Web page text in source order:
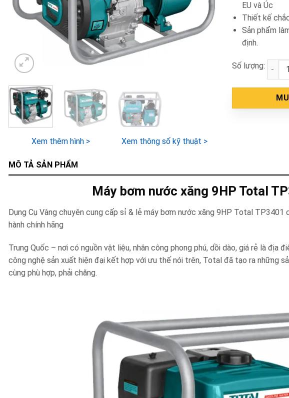
Xem thêm hình > Xem thông số kỹ thuật >
EU và Úc
Thiết kế
Sản phẩm
định.
Số lượng: Máy
MÔ TẢ SẢN PHẨM
Máy bơm nước xăng 9HP Total
Dụng Cụ Vàng chuyên cung cấp sỉ & lẻ máy bơm nước xăng 9HP Total TP3401
hành chính hãng
Trung Quốc – nơi có nguồn vật liệu, nhân công phong phú, dồi dào, giá rẻ là địa
công nghệ sản xuất hiện đại kết hợp với ưu thế nói trên, Total đã tạo ra những
cùng phù hợp, phải chăng.